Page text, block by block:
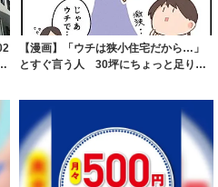
【漫画】「ウチは狭小住宅だから…」
とすぐ言う人 30坪にちょっと足りな